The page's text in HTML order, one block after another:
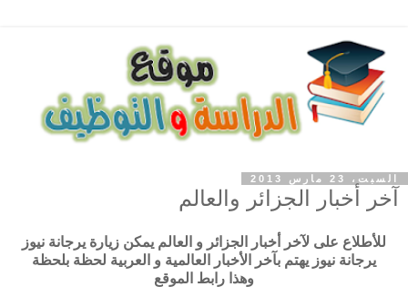
السبت، 23 مارس 2013
آخر أخبار الجزائر والعالم
للأطلاع على لآخر أخبار الجزائر و العالم يمكن زيارة يرجانة نيوز
يرجانة نيوز يهتم بآخر الأخبار العالمية و العربية لحظة بلحظة
وهذا رابط الموقع